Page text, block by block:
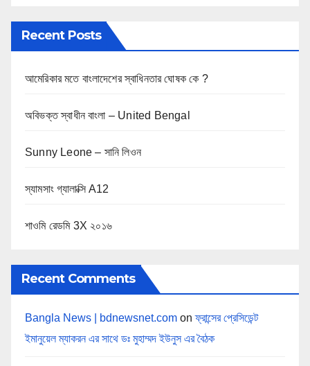
Recent Posts
আমেরিকার মতে বাংলাদেশের স্বাধিনতার ঘোষক কে ?
অবিভক্ত স্বাধীন বাংলা – United Bengal
Sunny Leone – সানি লিওন
স্যামসাং গ্যালাক্সি A12
শাওমি রেডমি 3X ২০১৬
Recent Comments
Bangla News | bdnewsnet.com onফ্রান্সের প্রেসিডেন্ট
ইমানুয়েল ম্যাকরন এর সাথে ডঃ মুহাম্মদ ইউনুস এর বৈঠক